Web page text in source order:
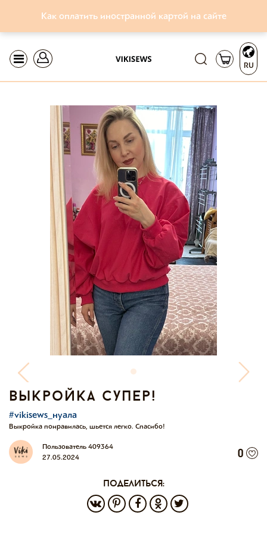
Как оплатить иностранной картой на сайте
RU
выкройка супер!
#vikisews_нуала
Выкройка понравилась, шьется легко. Спасибо!
Пользователь 409364
27.05.2024
0
поделиться: